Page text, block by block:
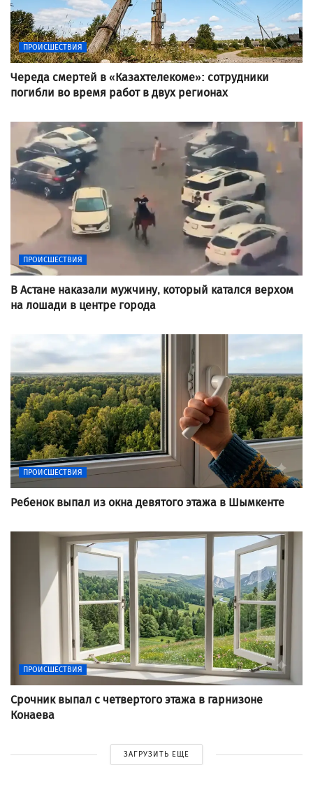
ПРОИСШЕСТВИЯ
Череда смертей в «Казахтелекоме»: сотрудники
погибли во время работ в двух регионах
ПРОИСШЕСТВИЯ
В Астане наказали мужчину, который катался верхом
на лошади в центре города
ПРОИСШЕСТВИЯ
Ребенок выпал из окна девятого этажа в Шымкенте
ПРОИСШЕСТВИЯ
Срочник выпал с четвертого этажа в гарнизоне
Конаева
ЗАГРУЗИТЬ ЕЩЕ